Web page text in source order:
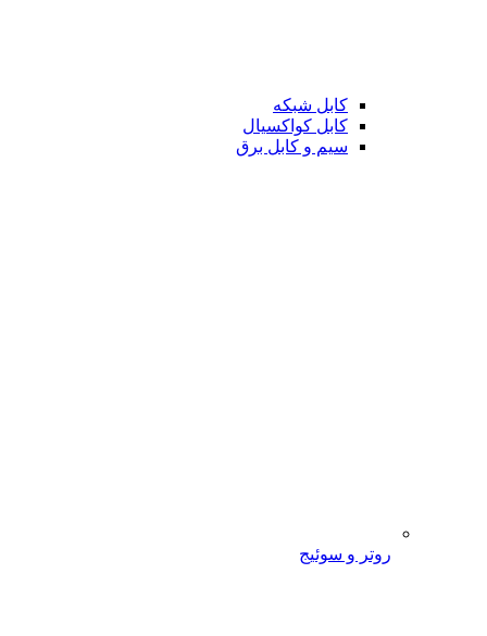
کابل شبکه
کابل کواکسیال
سیم و کابل برق
روتر و سوئیج